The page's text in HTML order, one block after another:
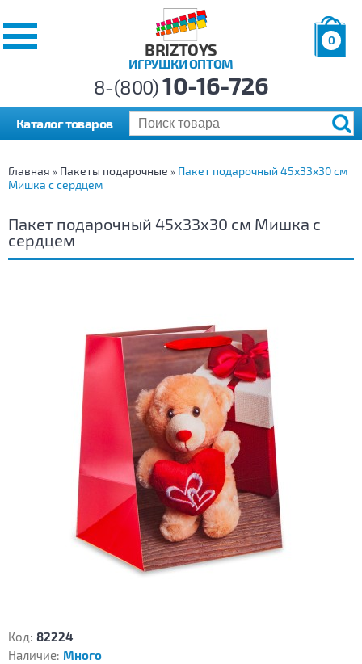
BRIZTOYS
ИГРУШКИ ОПТОМ
0
р.
8-(800)10-16-726
Каталог товаров
Главная » Пакеты подарочные » Пакет подарочный 45х33х30 см
Мишка с сердцем
Пакет подарочный 45х33х30 см Мишка с
сердцем
Код: 82224
Наличие: Много